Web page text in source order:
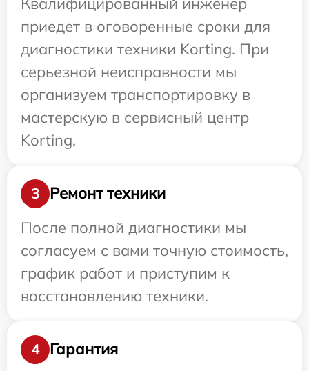
приедет в оговоренные сроки для
диагностики техники Korting. При
серьезной неисправности мы
организуем транспортировку в
мастерскую в сервисный центр
Korting.
3
Ремонт техники
После полной диагностики мы
согласуем с вами точную стоимость,
график работ и приступим к
восстановлению техники.
4
Гарантия